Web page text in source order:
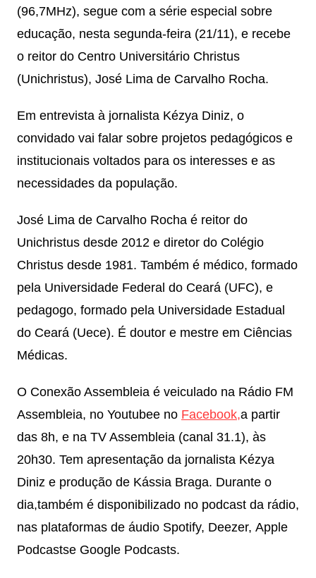
(96,7MHz), segue com a série especial sobre
educação, nesta segunda-feira (21/11), e recebe
o reitor do Centro Universitário Christus
(Unichristus), José Lima de Carvalho Rocha.
Em entrevista à jornalista Kézya Diniz, o
convidado vai falar sobre projetos pedagógicos e
institucionais voltados para os interesses e as
necessidades da população.
José Lima de Carvalho Rocha é reitor do
Unichristus desde 2012 e diretor do Colégio
Christus desde 1981. Também é médico, formado
pela Universidade Federal do Ceará (UFC), e
pedagogo, formado pela Universidade Estadual
do Ceará (Uece). É doutor e mestre em Ciências
Médicas.
O Conexão Assembleia é veiculado na Rádio FM
Assembleia, no Youtubee no Facebook,a partir
das 8h, e na TV Assembleia (canal 31.1), às
20h30. Tem apresentação da jornalista Kézya
Diniz e produção de Kássia Braga. Durante o
dia,também é disponibilizado no podcast da rádio,
nas plataformas de áudio Spotify, Deezer, Apple
Podcastse Google Podcasts.